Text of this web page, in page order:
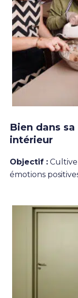
Bien dans
intérieur
Objectif :
émotions